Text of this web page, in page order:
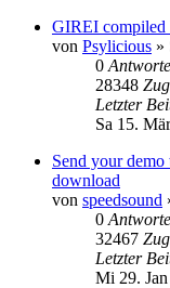
GIREI compiled
von Psylicious »
0
28348
Letzter
Sa 15.
Send your
download
von speedsound
0
32467
Letzter
Mi 29.